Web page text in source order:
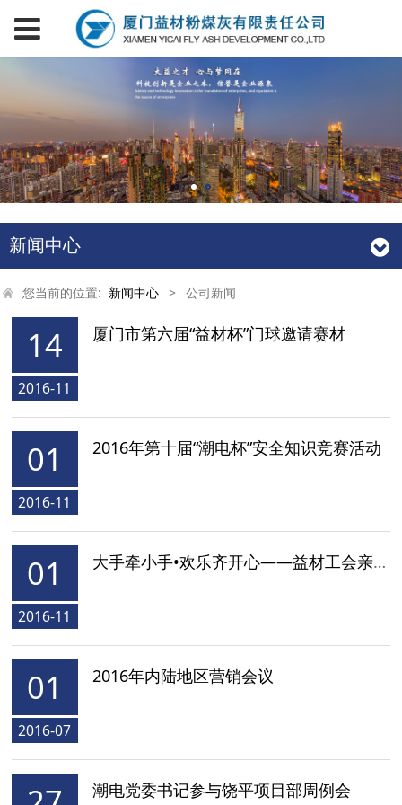
新闻中心
您当前的位置: 新闻中心 > 公司新闻
14
2016-11
厦门市第六届“益材杯”门球邀请赛材
01
2016-11
2016年第十届“潮电杯”安全知识竞赛活动
01
2016-11
大手牵小手•欢乐齐开心——益材工会亲子趣味活动
01
2016-07
2016年内陆地区营销会议
潮电党委书记参与饶平项目部周例会